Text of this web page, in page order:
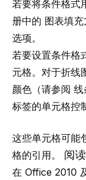
若要将条件格式
册中的 图表填充
选项。
若要设置条件格
元格。对于折线
颜色（请参阅 线
标签的单元格控
这些单元格可能
格的引用。 阅
在 Office 2010